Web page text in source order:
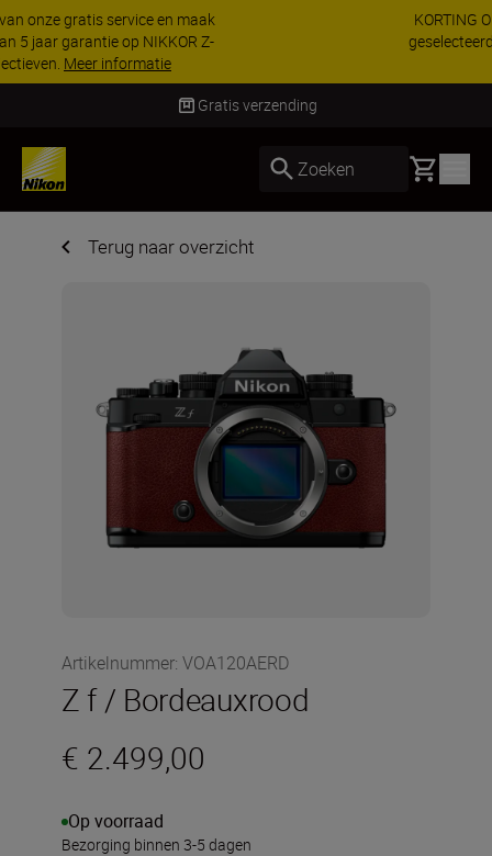
KORTING OP ACCESSOIRES | Bespaar 15% op
geselecteerde accessoires, maak je kit vandaag
nog compleet
Gratis verzending
Zoeken Basket
Terug naar overzicht
Artikelnummer: VOA120AERD
Z f / Bordeauxrood
€ 2.499,00
Op voorraad
Bezorging binnen 3-5 dagen